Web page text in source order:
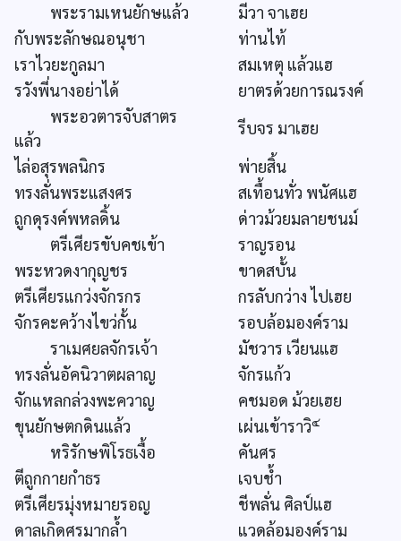
พระรามเหนยักษแล้ว
มีวา จาเฮย
กับพระลักษณอนุชา
ท่านไท้
เราไวยะกูลมา
สมเหตุ แล้วแฮ
รวังพี่นางอย่าได้
ยาตรด้วยการณรงค์
พระอวตารจับสาตร
แล้ว
รีบจร มาเฮย
ไล่อสุรพลนิกร
พ่ายสิ้น
ทรงลั่นพระแสงศร
สเทื้อนทั่ว พนัศแฮ
ถูกดุรงค์พหลดิ้น
ด่าวม้วยมลายชนม์
ตรีเศียรขับคชเข้า
ราญรอน
พระหวดงากุญชร
ขาดสบั้น
ตรีเศียรแกว่งจักรกร
กรลับกว่าง ไปเฮย
จักรคะคว้างไขว่กั้น
รอบล้อมองค์ราม
ราเมศยลจักรเจ้า
มัชวาร เวียนแฮ
ทรงลั่นอัคนิวาตผลาญ
จักรแก้ว
จักแหลกล่วงพะควาญ
คชมอด ม้วยเฮย
ขุนยักษตกดินแล้ว
เผ่นเข้าราวิ๔
หริรักษพิโรธเงื้อ
คันศร
ตีถูกกายกำธร
เจบช้ำ
ตรีเศียรมุ่งหมายรอญ
ชีพลั่น ศิลป์แฮ
ดาลเกิดศรมากล้ำ
แวดล้อมองค์ราม